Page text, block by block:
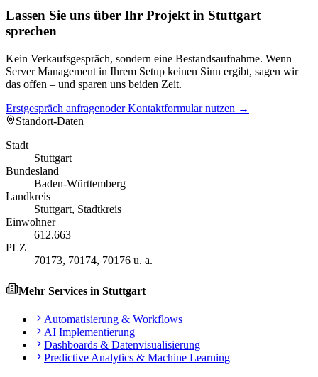
Lassen Sie uns über Ihr Projekt in Stuttgart
sprechen
Kein Verkaufsgespräch, sondern eine Bestandsaufnahme. Wenn
Server Management in Ihrem Setup keinen Sinn ergibt, sagen wir
das offen – und sparen uns beiden Zeit.
Erstgespräch anfragenoder Kontaktformular nutzen →
Standort-Daten
Stadt
Stuttgart
Bundesland
Baden-Württemberg
Landkreis
Stuttgart, Stadtkreis
Einwohner
612.663
PLZ
70173, 70174, 70176 u. a.
Mehr Services in Stuttgart
Automatisierung & Workflows
AI Implementierung
Dashboards & Datenvisualisierung
Predictive Analytics & Machine Learning